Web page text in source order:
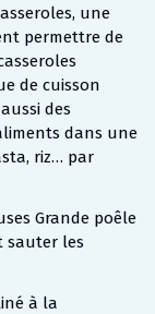
une
permettre de
de cuisson
des
dans une
riz… par
Grande poêle
sauter les
à la